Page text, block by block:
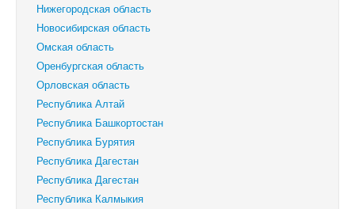
Нижегородская область
Новосибирская область
Омская область
Оренбургская область
Орловская область
Республика Алтай
Республика Башкортостан
Республика Бурятия
Республика Дагестан
Республика Дагестан
Республика Калмыкия